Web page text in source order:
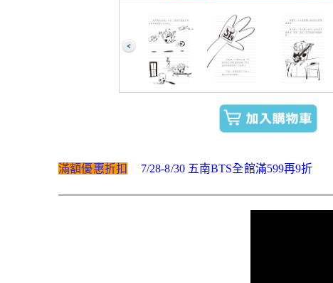
滿額優惠折扣 7/28-8/30 五南BTS全館滿599再9折